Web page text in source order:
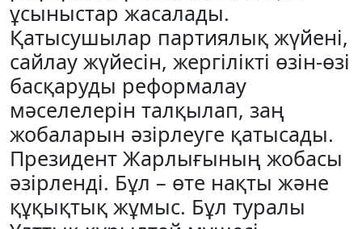
ұсыныстар жасалады.
Қатысушылар партиялық жүйені,
сайлау жүйесін, жергілікті өзін-өзі
басқаруды реформалау
мәселелерін талқылап, заң
жобаларын әзірлеуге қатысады.
Президент Жарлығының жобасы
әзірленді. Бұл – өте нақты және
құқықтық жұмыс. Бұл туралы